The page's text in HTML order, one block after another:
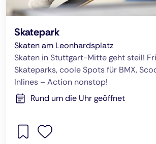
Skatepark
Skaten am Leonhardsplatz
Skaten in Stuttgart-Mitte geht steil!
Skateparks, coole Spots für BMX,
Inlines – Action nonstop!
Rund um die Uhr geöffnet